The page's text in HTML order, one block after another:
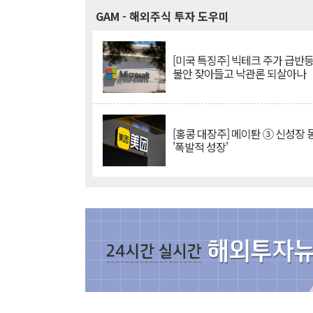
GAM - 해외주식 투자 도우미
[미국 특징주] 빅테크 주가 급반
불안 잦아들고 낙관론 되살아나
[홍콩 대장주] 메이퇀 ③ 신성장
'폭발적 성장'